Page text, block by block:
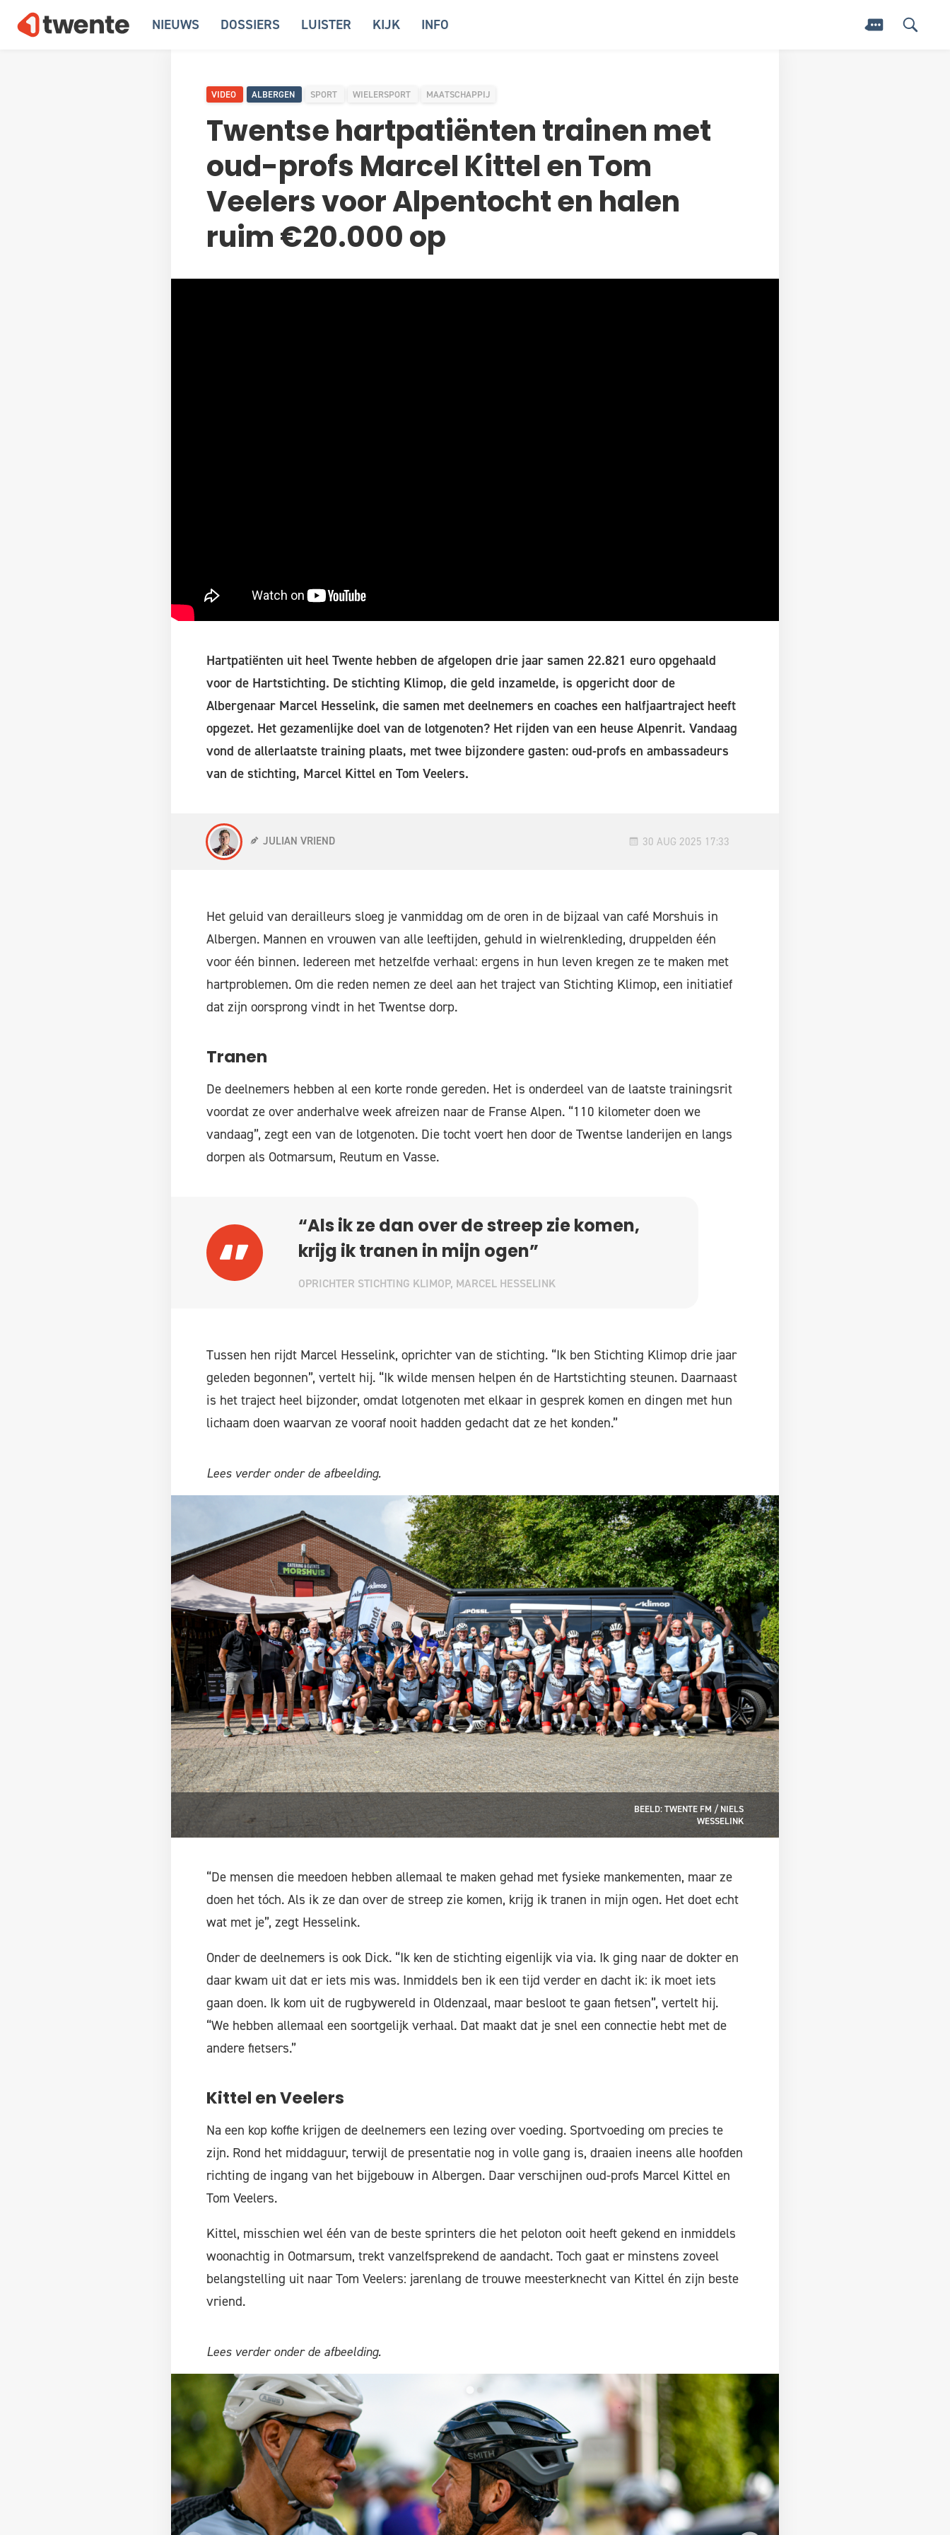
NIEUWS DOSSIERS LUISTER KIJK INFO
VIDEO ALBERGEN SPORT WIELERSPORT MAATSCHAPPIJ
Twentse hartpatiënten trainen met
oud-profs Marcel Kittel en Tom
Veelers voor Alpentocht en halen
ruim €20.000 op
Hartpatiënten uit heel Twente hebben de afgelopen drie jaar samen 22.821 euro opgehaald
voor de Hartstichting. De stichting Klimop, die geld inzamelde, is opgericht door de
Albergenaar Marcel Hesselink, die samen met deelnemers en coaches een halfjaartraject heeft
opgezet. Het gezamenlijke doel van de lotgenoten? Het rijden van een heuse Alpenrit. Vandaag
vond de allerlaatste training plaats, met twee bijzondere gasten: oud-profs en ambassadeurs
van de stichting, Marcel Kittel en Tom Veelers.
JULIAN VRIEND 30 AUG 2025 17:33
Het geluid van derailleurs sloeg je vanmiddag om de oren in de bijzaal van café Morshuis in
Albergen. Mannen en vrouwen van alle leeftijden, gehuld in wielrenkleding, druppelden één
voor één binnen. Iedereen met hetzelfde verhaal: ergens in hun leven kregen ze te maken met
hartproblemen. Om die reden nemen ze deel aan het traject van Stichting Klimop, een initiatief
dat zijn oorsprong vindt in het Twentse dorp.
Tranen
De deelnemers hebben al een korte ronde gereden. Het is onderdeel van de laatste trainingsrit
voordat ze over anderhalve week afreizen naar de Franse Alpen. “110 kilometer doen we
vandaag”, zegt een van de lotgenoten. Die tocht voert hen door de Twentse landerijen en langs
dorpen als Ootmarsum, Reutum en Vasse.
“Als ik ze dan over de streep zie komen,
krijg ik tranen in mijn ogen”
OPRICHTER STICHTING KLIMOP, MARCEL HESSELINK
Tussen hen rijdt Marcel Hesselink, oprichter van de stichting. “Ik ben Stichting Klimop drie jaar
geleden begonnen”, vertelt hij. “Ik wilde mensen helpen én de Hartstichting steunen. Daarnaast
is het traject heel bijzonder, omdat lotgenoten met elkaar in gesprek komen en dingen met hun
lichaam doen waarvan ze vooraf nooit hadden gedacht dat ze het konden.”
Lees verder onder de afbeelding.
BEELD: TWENTE FM / NIELS
WESSELINK
“De mensen die meedoen hebben allemaal te maken gehad met fysieke mankementen, maar ze
doen het tóch. Als ik ze dan over de streep zie komen, krijg ik tranen in mijn ogen. Het doet echt
wat met je”, zegt Hesselink.
Onder de deelnemers is ook Dick. “Ik ken de stichting eigenlijk via via. Ik ging naar de dokter en
daar kwam uit dat er iets mis was. Inmiddels ben ik een tijd verder en dacht ik: ik moet iets
gaan doen. Ik kom uit de rugbywereld in Oldenzaal, maar besloot te gaan fietsen”, vertelt hij.
“We hebben allemaal een soortgelijk verhaal. Dat maakt dat je snel een connectie hebt met de
andere fietsers.”
Kittel en Veelers
Na een kop koffie krijgen de deelnemers een lezing over voeding. Sportvoeding om precies te
zijn. Rond het middaguur, terwijl de presentatie nog in volle gang is, draaien ineens alle hoofden
richting de ingang van het bijgebouw in Albergen. Daar verschijnen oud-profs Marcel Kittel en
Tom Veelers.
Kittel, misschien wel één van de beste sprinters die het peloton ooit heeft gekend en inmiddels
woonachtig in Ootmarsum, trekt vanzelfsprekend de aandacht. Toch gaat er minstens zoveel
belangstelling uit naar Tom Veelers: jarenlang de trouwe meesterknecht van Kittel én zijn beste
vriend.
Lees verder onder de afbeelding.